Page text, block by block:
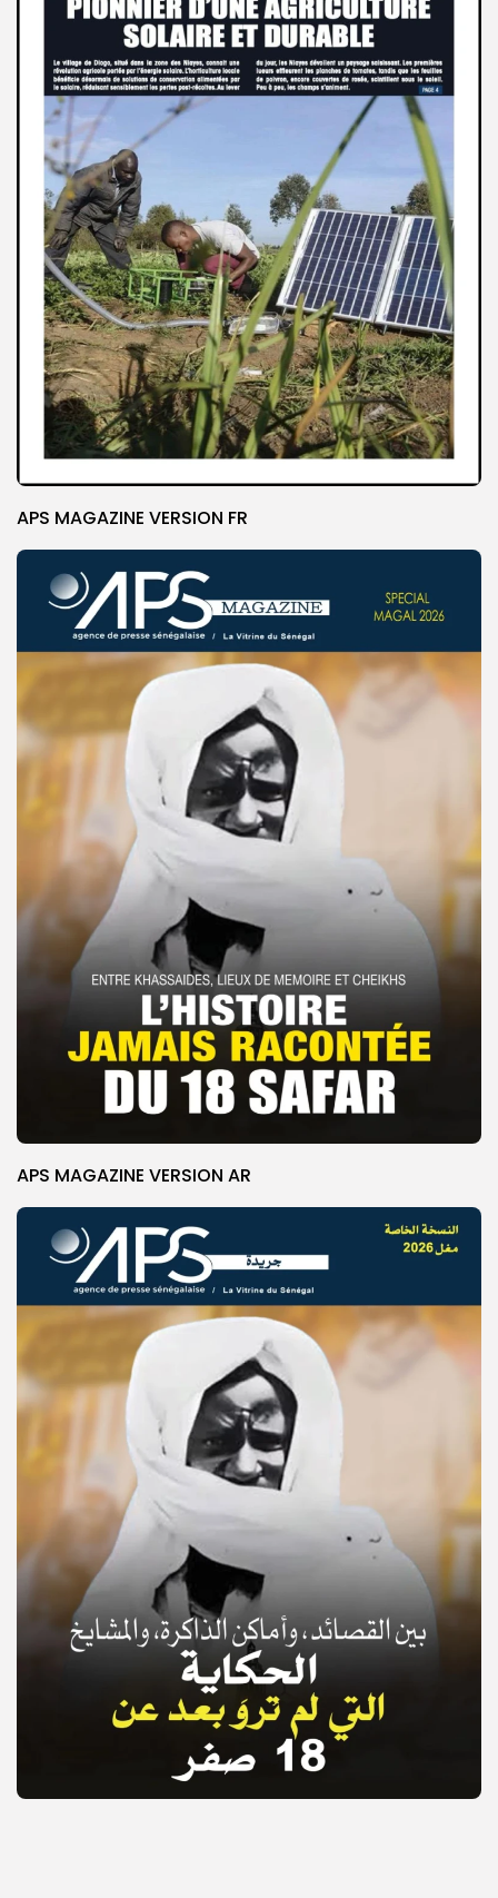
© Copyright 2025, APS
APS MAGAZINE VERSION FR
APS MAGAZINE VERSION AR